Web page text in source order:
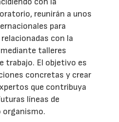
reunirán a unos
para
con la
talleres
trabajo. El objetivo es
concretas y crear
que contribuya
líneas de
organismo.